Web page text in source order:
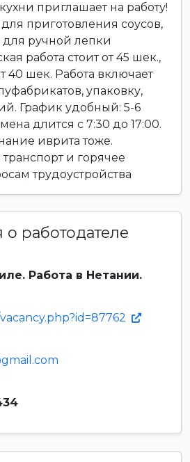
приглашает на работу!
приготовления соусов,
ручной лепки
работа стоит от 45 шек.,
40 шек. Работа включает
упаковку,
График удобный: 5-6
длится с 7:30 до 17:00.
иврита тоже.
и горячее
трудоустройства
работодателе
Работа в Нетании.